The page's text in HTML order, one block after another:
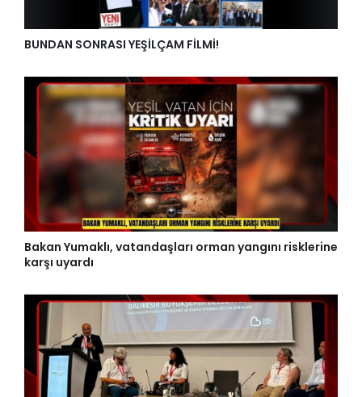
BUNDAN SONRASI YEŞİLÇAM FİLMİ!
Bakan Yumaklı, vatandaşları orman yangını risklerine
karşı uyardı